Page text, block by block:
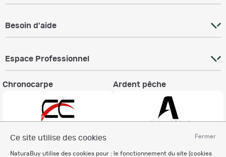
Fermer
Ce site utilise des cookies
NaturaBuy utilise des cookies pour : le fonctionnement du site (cookies
Besoin d'aide
Espace Professionnel
Chronocarpe Ardent pêche
Informations légales